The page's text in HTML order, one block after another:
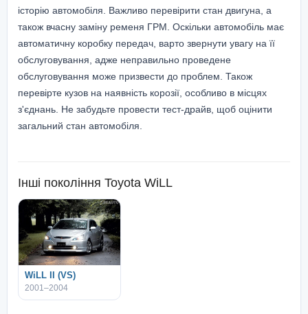
історію автомобіля. Важливо перевірити стан двигуна, а
також вчасну заміну ременя ГРМ. Оскільки автомобіль має
автоматичну коробку передач, варто звернути увагу на її
обслуговування, адже неправильно проведене
обслуговування може призвести до проблем. Також
перевірте кузов на наявність корозії, особливо в місцях
з'єднань. Не забудьте провести тест-драйв, щоб оцінити
загальний стан автомобіля.
Інші покоління Toyota WiLL
WiLL II (VS)
2001–2004